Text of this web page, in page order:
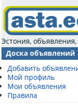
Эстония,
Доска объявлений
Добавить
Мой профиль
Мои объявления
Правила